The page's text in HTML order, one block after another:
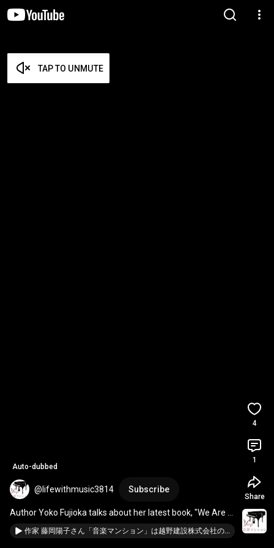
TAP TO UNMUTE
Auto-dubbed
@lifewithmusic3814 Subscribe
Author Yoko Fujioka talks about her latest book, "We Are
Patient"
作家 藤岡陽子さん「音楽マンション」は越野建設株式会社の登録商標です。2025.5.20放送分
4
1
Share